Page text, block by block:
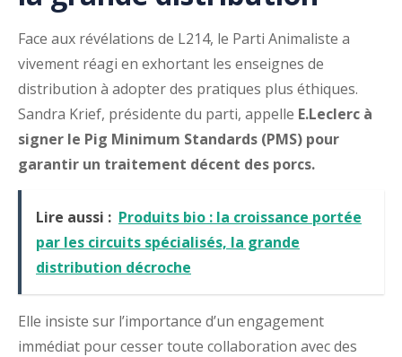
Face aux révélations de L214, le Parti Animaliste a
vivement réagi en exhortant les enseignes de
distribution à adopter des pratiques plus éthiques.
Sandra Krief, présidente du parti, appelle E.Leclerc à
signer le Pig Minimum Standards (PMS) pour
garantir un traitement décent des porcs.
Lire aussi : Produits bio : la croissance portée
par les circuits spécialisés, la grande
distribution décroche
Elle insiste sur l’importance d’un engagement
immédiat pour cesser toute collaboration avec des